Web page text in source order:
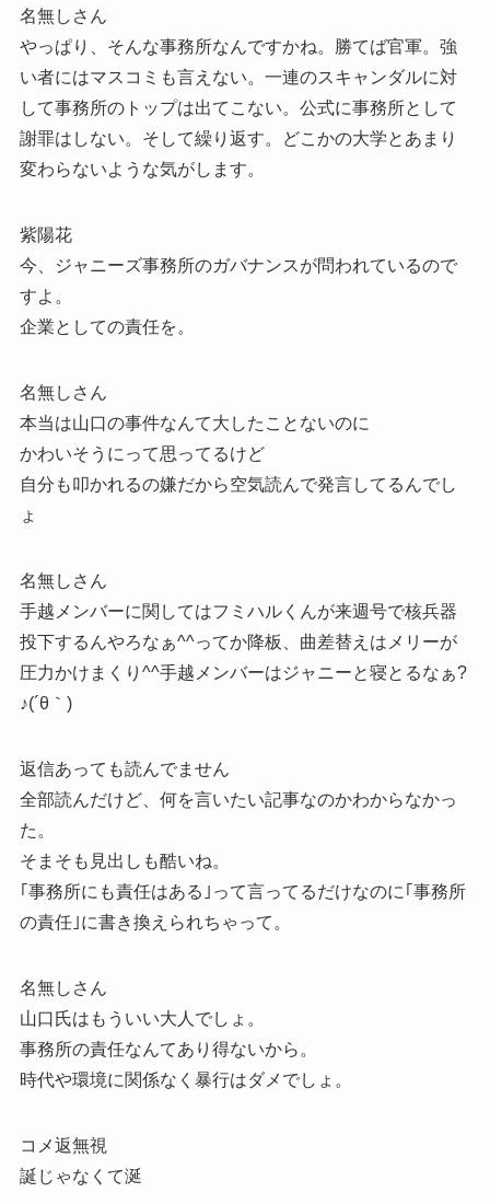
名無しさん
やっぱり、そんな事務所なんですかね。勝てば官軍。強
い者にはマスコミも言えない。一連のスキャンダルに対
して事務所のトップは出てこない。公式に事務所として
謝罪はしない。そして繰り返す。どこかの大学とあまり
変わらないような気がします。
紫陽花
今、ジャニーズ事務所のガバナンスが問われているので
すよ。
企業としての責任を。
名無しさん
本当は山口の事件なんて大したことないのに
かわいそうにって思ってるけど
自分も叩かれるの嫌だから空気読んで発言してるんでし
ょ
名無しさん
手越メンバーに関してはフミハルくんが来週号で核兵器
投下するんやろなぁ^^ってか降板、曲差替えはメリーが
圧力かけまくり^^手越メンバーはジャニーと寝とるなぁ?
♪(´θ｀)
返信あっても読んでません
全部読んだけど、何を言いたい記事なのかわからなかっ
た。
そまそも見出しも酷いね。
｢事務所にも責任はある｣って言ってるだけなのに｢事務所
の責任｣に書き換えられちゃって。
名無しさん
山口氏はもういい大人でしょ。
事務所の責任なんてあり得ないから。
時代や環境に関係なく暴行はダメでしょ。
コメ返無視
誕じゃなくて涎